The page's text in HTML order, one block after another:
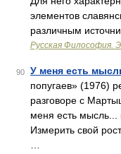
элементов
различным
Русская Философия.
90 У меня есть
попугаев» (1976)
разговоре с
меня есть
Измерить свой